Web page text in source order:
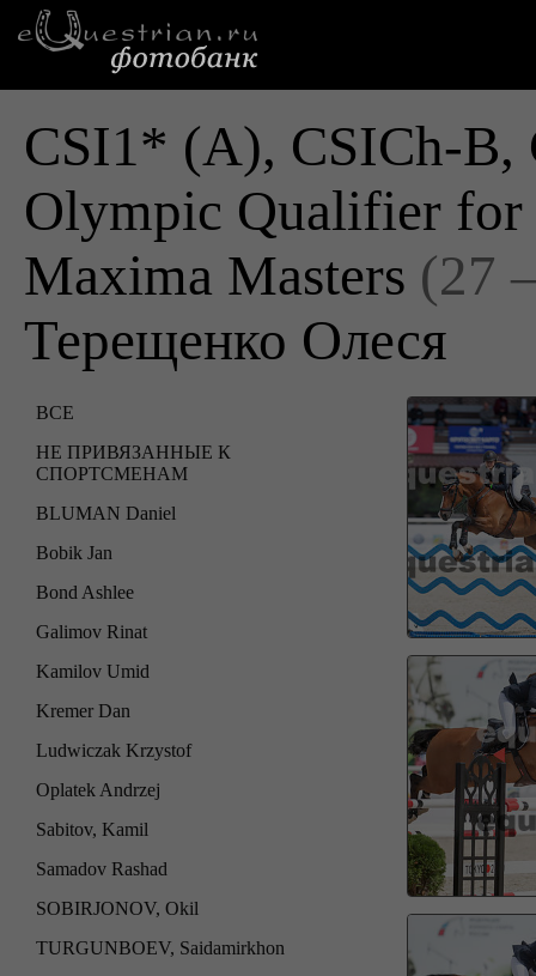
CSI1* (A), CSICh-B,
Olympic Qualifier
Maxima Masters (27
Терещенко Олеся
ВСЕ
НЕ ПРИВЯЗАННЫЕ К
СПОРТСМЕНАМ
BLUMAN Daniel
Bobik Jan
Bond Ashlee
Galimov Rinat
Kamilov Umid
Kremer Dan
Ludwiczak Krzystof
Oplatek Andrzej
Sabitov, Kamil
Samadov Rashad
SOBIRJONOV, Okil
TURGUNBOEV, Saidamirkhon